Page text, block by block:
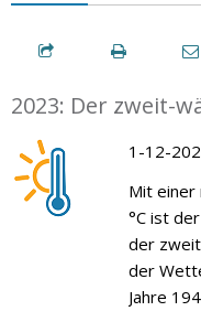
2023: Der zweit-
1-12-
Mit
°C ist
der
der
Jahre